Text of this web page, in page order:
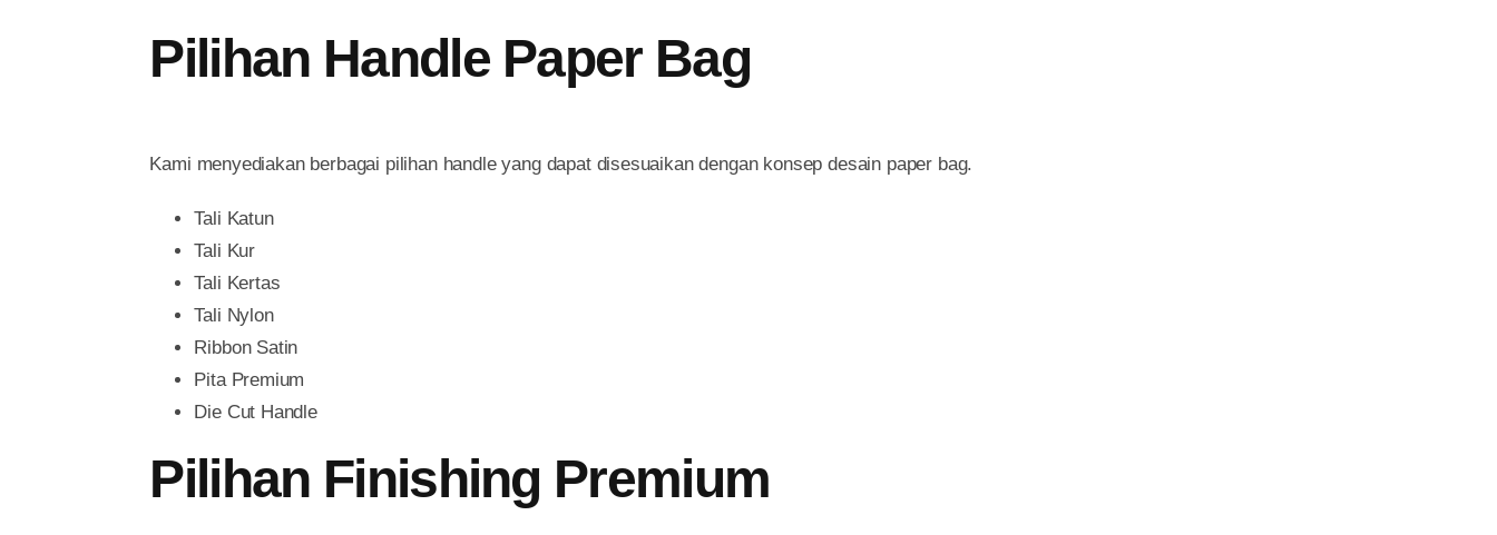
Pilihan Handle Paper Bag
Kami menyediakan berbagai pilihan handle yang dapat disesuaikan dengan konsep desain paper bag.
Tali Katun
Tali Kur
Tali Kertas
Tali Nylon
Ribbon Satin
Pita Premium
Die Cut Handle
Pilihan Finishing Premium